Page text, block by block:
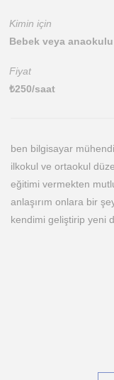
Kimin için
Bebek veya
Fiyat
₺250/saat
ben bilgisayar
ilkokul ve ortaokul
eğitimi vermekten
anlaşırım onlara bir
kendimi geliştirip yeni